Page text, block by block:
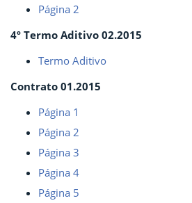
Página 2
4º Termo Aditivo 02.2015
Termo Aditivo
Contrato 01.2015
Página 1
Página 2
Página 3
Página 4
Página 5